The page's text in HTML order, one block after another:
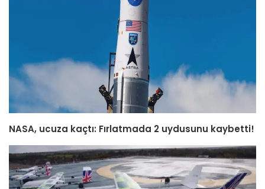
NASA, ucuza kaçtı: Fırlatmada 2 uydusunu kaybetti!